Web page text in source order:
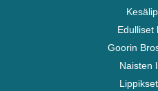
Edulliset
Goorin
Naisten